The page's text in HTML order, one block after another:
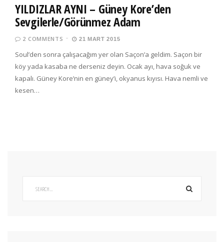
YILDIZLAR AYNI – Güney Kore’den
Sevgilerle/Görünmez Adam
2 COMMENTS 21 MART 2015
Soul’den sonra çalışacağım yer olan Saçon’a geldim. Saçon bir
köy yada kasaba ne derseniz deyin. Ocak ayı, hava soğuk ve
kapalı. Güney Kore’nin en güney’i, okyanus kıyısı. Hava nemli ve
kesen…